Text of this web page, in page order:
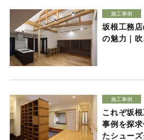
施工事例
坂根工務
の魅力｜
施工事例
これぞ坂
事例を探
たシュー